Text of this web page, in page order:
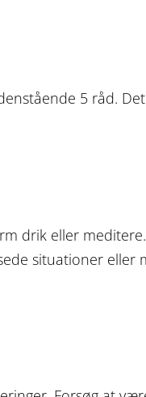
5 råd.
drik eller
situationer eller